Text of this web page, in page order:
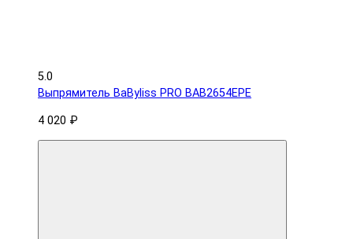
5.0
Выпрямитель BaByliss PRO BAB2654EPE
4 020 ₽